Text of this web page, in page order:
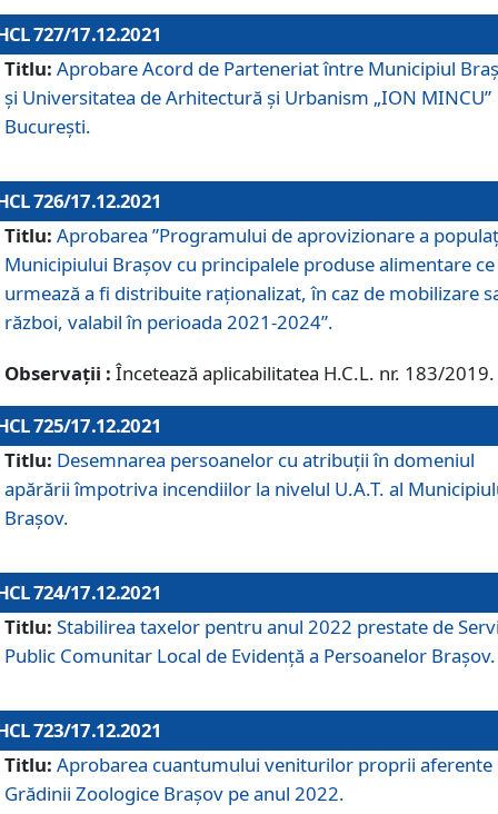
727/17.12.2021
Titlu: Aprobare Acord de Parteneriat între Municipiul
și Universitatea de Arhitectură și Urbanism „ION MINCU”
București.
726/17.12.2021
Titlu: Aprobarea ”Programului de aprovizionare a
Municipiului Braşov cu principalele produse alimentare ce
urmează a fi distribuite raționalizat, în caz de mobilizare
război, valabil în perioada 2021-2024”.
Observații : Încetează aplicabilitatea H.C.L. nr. 183/2019.
725/17.12.2021
Titlu: Desemnarea persoanelor cu atribuții în domeniul
apărării împotriva incendiilor la nivelul U.A.T. al
Brașov.
724/17.12.2021
Titlu: Stabilirea taxelor pentru anul 2022 prestate de
Public Comunitar Local de Evidență a Persoanelor Braşov.
723/17.12.2021
Titlu: Aprobarea cuantumului veniturilor proprii aferente
Grădinii Zoologice Braşov pe anul 2022.